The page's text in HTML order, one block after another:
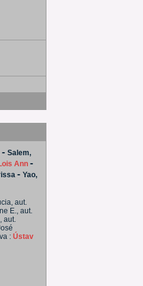
- Salem,
Ann -
- Yao,
aut.
E., aut.
aut.
: Ústav